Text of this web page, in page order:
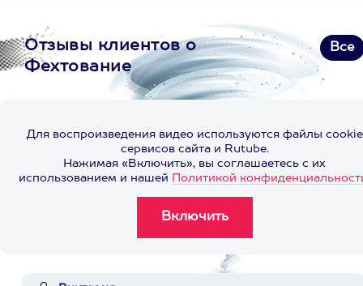
Отзывы клиентов о
Фехтование
Все
Для воспроизведения видео используются файлы cookie
сервисов сайта и Rutube.
Нажимая «Включить», вы соглашаетесь с их
использованием и нашей Политикой